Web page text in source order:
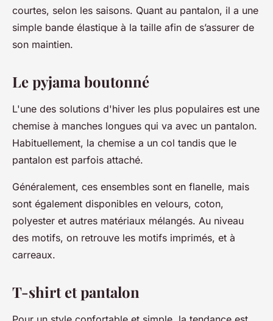
courtes, selon les saisons. Quant au pantalon, il a une
simple bande élastique à la taille afin de s’assurer de
son maintien.
Le pyjama boutonné
L'une des solutions d'hiver les plus populaires est une
chemise à manches longues qui va avec un pantalon.
Habituellement, la chemise a un col tandis que le
pantalon est parfois attaché.
Généralement, ces ensembles sont en flanelle, mais
sont également disponibles en velours, coton,
polyester et autres matériaux mélangés. Au niveau
des motifs, on retrouve les motifs imprimés, et à
carreaux.
T-shirt et pantalon